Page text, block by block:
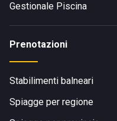
Gestionale Piscina
Prenotazioni
Stabilimenti balneari
Spiagge per regione